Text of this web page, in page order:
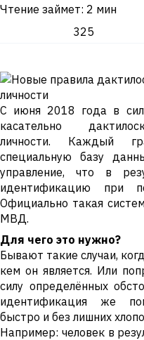
Чтение займет: 2 мин
325
С июня 2018 года в
касательно
личности. Каждый
специальную базу
управление, что в
идентификацию при
Официально такая
МВД.
Для чего это нужно?
Бывают такие случаи,
кем он является. Или
силу определённых
идентификация же
быстро и без лишних
Например: человек в